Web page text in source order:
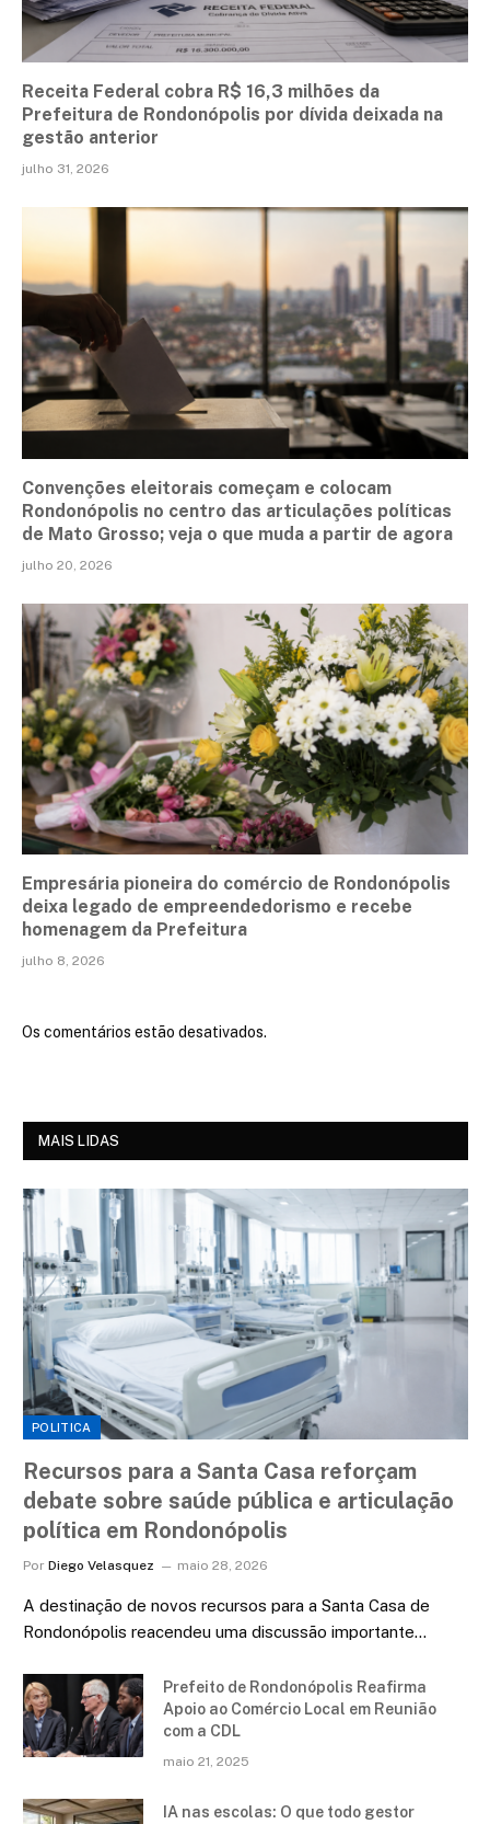
Receita Federal cobra R$ 16,3 milhões da
Prefeitura de Rondonópolis por dívida deixada na
gestão anterior
julho 31, 2026
Convenções eleitorais começam e colocam
Rondonópolis no centro das articulações políticas
de Mato Grosso; veja o que muda a partir de agora
julho 20, 2026
Empresária pioneira do comércio de Rondonópolis
deixa legado de empreendedorismo e recebe
homenagem da Prefeitura
julho 8, 2026
Os comentários estão desativados.
MAIS LIDAS
POLITICA
Recursos para a Santa Casa reforçam
debate sobre saúde pública e articulação
política em Rondonópolis
Por Diego Velasquez maio 28, 2026
A destinação de novos recursos para a Santa Casa de
Rondonópolis reacendeu uma discussão importante…
Prefeito de Rondonópolis Reafirma
Apoio ao Comércio Local em Reunião
com a CDL
maio 21, 2025
IA nas escolas: O que todo gestor